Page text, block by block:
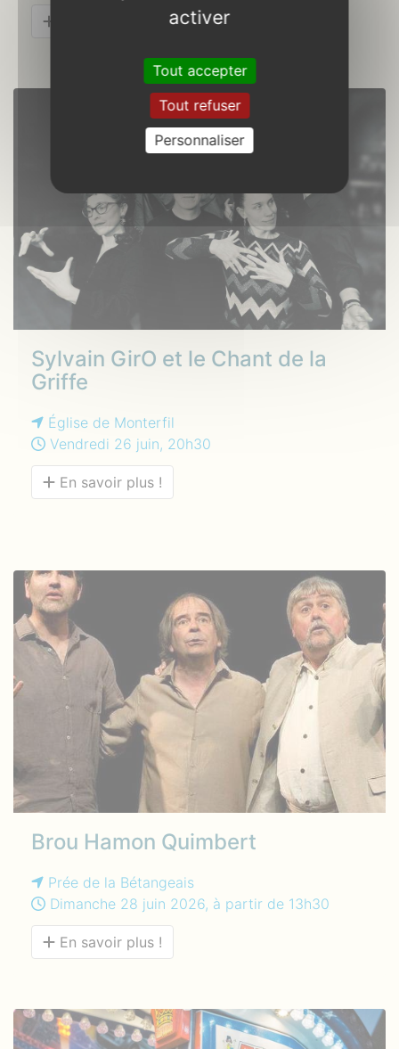
Sylvain GirO et le Chant de la
Griffe
Église de Monterfil
Vendredi 26 juin, 20h30
En savoir plus !
Brou Hamon Quimbert
Prée de la Bétangeais
Dimanche 28 juin 2026, à partir de 13h30
En savoir plus !
activer
Tout accepter
Tout refuser
Personnaliser